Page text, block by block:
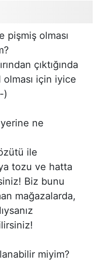
pişmiş olması
çıktığında
için iyice
)
ne
ile
tozu ve hatta
Biz bunu
mağazalarda,
miyim?